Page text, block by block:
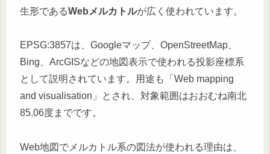
生形であるWebメルカトルが広く使われています。
EPSG:3857は、Googleマップ、OpenStreetMap、
Bing、ArcGISなどの地図表示で使われる投影座標系
として説明されています。用途も「Web mapping
and visualisation」とされ、対象範囲はおおむね南北
85.06度までです。
Web地図でメルカトル系の図法が使われる理由は、